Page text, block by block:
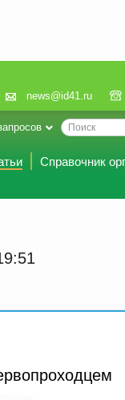
news@id41.ru
Справочник